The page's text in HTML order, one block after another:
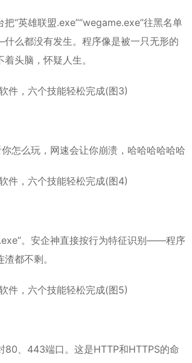
“英雄联盟.exe”“wegame.exe”往黑名单
么都没有发生。程序像是被一只无形的
头脑，怀疑人生。
怎么玩，网速会让你崩溃，哈哈哈哈哈哈
。安企神直接按行为特征识别——程序
都不剩。
80、443端口。这是HTTP和HTTPS的命